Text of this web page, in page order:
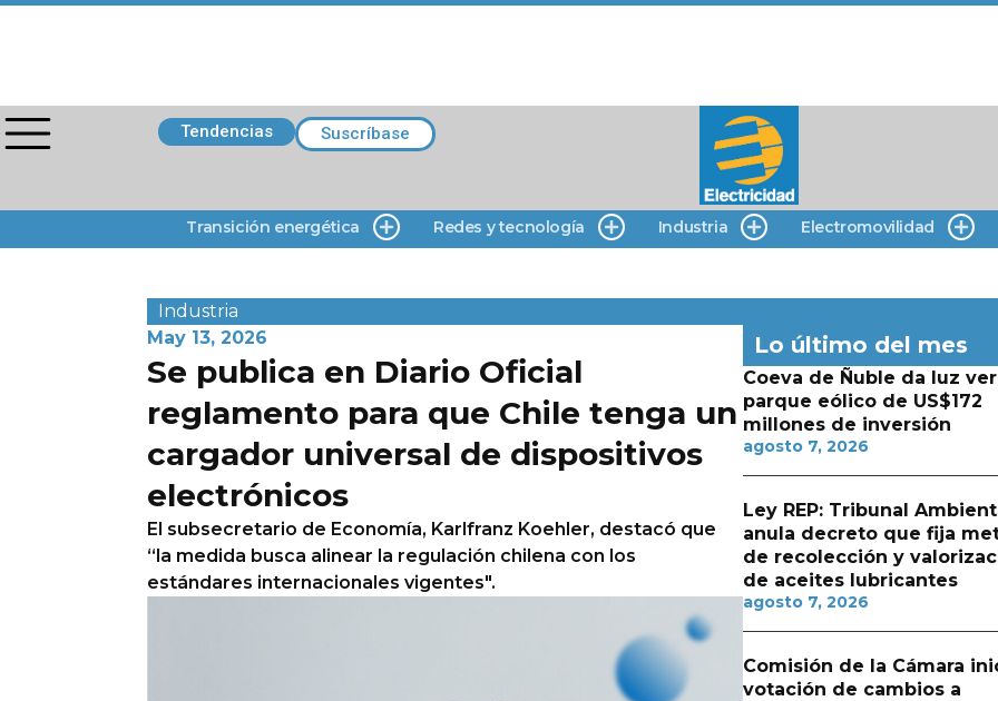
Tendencias Suscríbase
Transición energética Redes y tecnología Industria Electromovilidad
Industria
May 13, 2026
Se publica en Diario Oficial
reglamento para que Chile tenga un
cargador universal de dispositivos
electrónicos
El subsecretario de Economía, Karlfranz Koehler, destacó que
“la medida busca alinear la regulación chilena con los
estándares internacionales vigentes".
Lo último del mes
Coeva de Ñuble da luz
parque eólico de US$172
millones de inversión
agosto 7, 2026
Ley REP: Tribunal
anula decreto que fija
de recolección y
de aceites lubricantes
agosto 7, 2026
Comisión de la Cámara
votación de cambios a